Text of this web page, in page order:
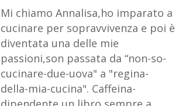
Mi chiamo Annalisa,ho imparato a
cucinare per sopravvivenza e poi è
diventata una delle mie
passioni,son passata da “non-so-
cucinare-due-uova" a "regina-
della-mia-cucina". Caffeina-